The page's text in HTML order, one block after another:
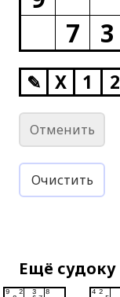
7
3
✎ X 1 2
Отменить
Очистить
Ещё судоку